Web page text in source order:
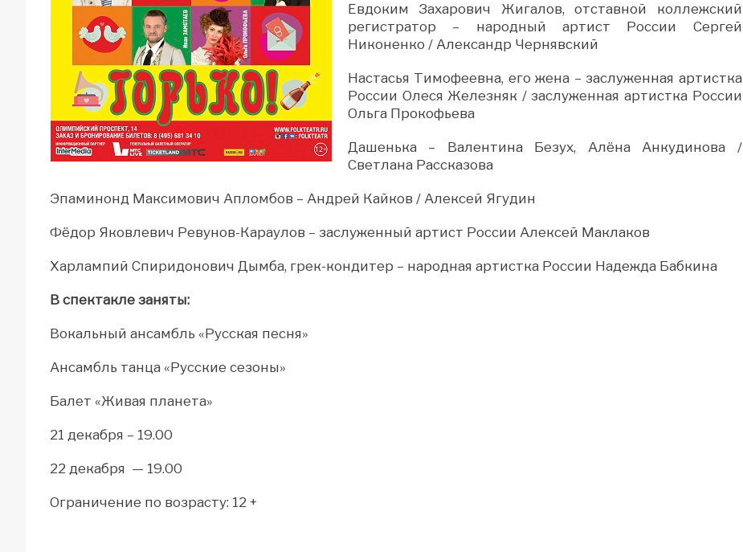
Евдоким Захарович Жигалов, отставной коллежский
регистратор – народный артист России Сергей
Никоненко / Александр Чернявский
Настасья Тимофеевна, его жена – заслуженная артистка
России Олеся Железняк / заслуженная артистка России
Ольга Прокофьева
Дашенька – Валентина Безух, Алёна Анкудинова /
Светлана Рассказова
Эпаминонд Максимович Апломбов – Андрей Кайков / Алексей Ягудин
Фёдор Яковлевич Ревунов-Караулов – заслуженный артист России Алексей Маклаков
Харлампий Спиридонович Дымба, грек-кондитер – народная артистка России Надежда Бабкина
В спектакле заняты:
Вокальный ансамбль «Русская песня»
Ансамбль танца «Русские сезоны»
Балет «Живая планета»
21 декабря – 19.00
22 декабря — 19.00
Ограничение по возрасту: 12 +